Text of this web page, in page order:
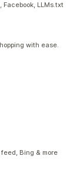
Facebook, LLMs.txt
with ease.
Bing & more